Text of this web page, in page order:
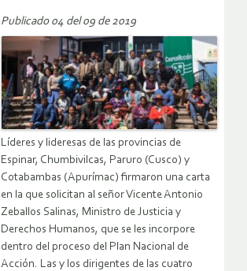
Publicado 04 del 09 de 2019
Líderes y lideresas de las provincias de
Espinar, Chumbivilcas, Paruro (Cusco) y
Cotabambas (Apurímac) firmaron una carta
en la que solicitan al señor Vicente Antonio
Zeballos Salinas, Ministro de Justicia y
Derechos Humanos, que se les incorpore
dentro del proceso del Plan Nacional de
Acción. Las y los dirigentes de las cuatro